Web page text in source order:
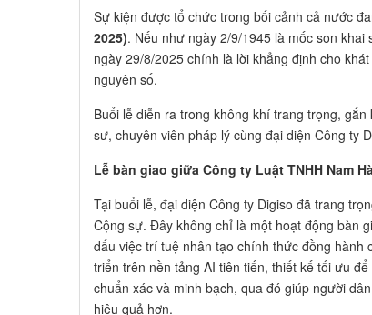
Sự kiện được tổ chức trong bối cảnh cả nước
2025). Nếu như ngày 2/9/1945 là mốc son
ngày 29/8/2025 chính là lời khẳng định cho
nguyên số.
Buổi lễ diễn ra trong không khí trang trọng,
sư, chuyên viên pháp lý cùng đại diện Công ty
Lễ bàn giao giữa Công ty Luật TNHH Nam
Tại buổi lễ, đại diện Công ty Digiso đã trang
Cộng sự. Đây không chỉ là một hoạt động bàn
dấu việc trí tuệ nhân tạo chính thức đồng hành
triển trên nền tảng AI tiên tiến, thiết kế tối ưu
chuẩn xác và minh bạch, qua đó giúp người
hiệu quả hơn.